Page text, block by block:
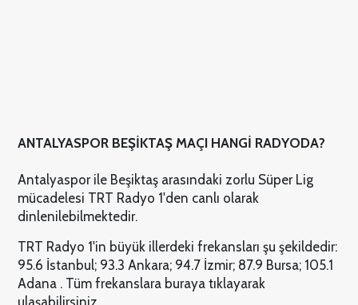
ANTALYASPOR BEŞİKTAŞ MAÇI HANGİ RADYODA?
Antalyaspor ile Beşiktaş arasındaki zorlu Süper Lig
mücadelesi TRT Radyo 1'den canlı olarak
dinlenilebilmektedir.
TRT Radyo 1'in büyük illerdeki frekansları şu şekildedir:
95.6 İstanbul; 93.3 Ankara; 94.7 İzmir; 87.9 Bursa; 105.1
Adana . Tüm frekanslara buraya tıklayarak